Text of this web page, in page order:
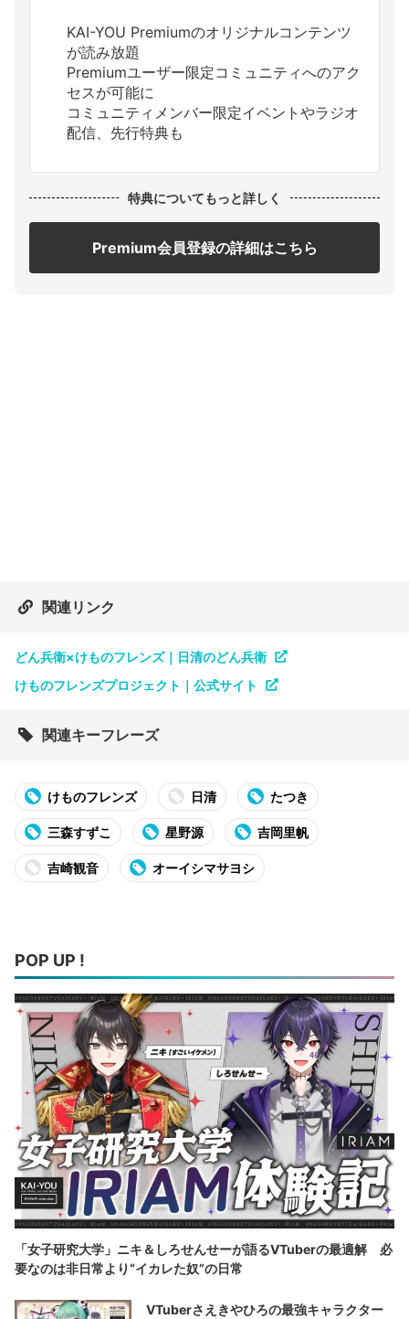
KAI-YOU Premiumのオリジナルコンテンツ
が読み放題
Premiumユーザー限定コミュニティへのアク
セスが可能に
コミュニティメンバー限定イベントやラジオ
配信、先行特典も
特典についてもっと詳しく
Premium会員登録の詳細はこちら
関連リンク
どん兵衛×けものフレンズ｜日清のどん兵衛
けものフレンズプロジェクト｜公式サイト
関連キーフレーズ
けものフレンズ 日清 たつき
三森すずこ 星野源 吉岡里帆
吉崎観音 オーイシマサヨシ
POP UP !
「女子研究大学」ニキ＆しろせんせーが語るVTuberの最適解 必
要なのは非日常より“イカレた奴”の日常
VTuberさえきやひろの最強キャラクター